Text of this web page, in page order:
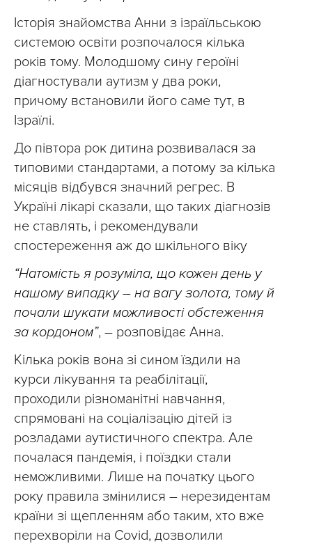
Історія знайомства Анни з ізраїльською
системою освіти розпочалося кілька
років тому. Молодшому сину героїні
діагностували аутизм у два роки,
причому встановили його саме тут, в
Ізраїлі.
До півтора рок дитина розвивалася за
типовими стандартами, а потому за кілька
місяців відбувся значний регрес. В
Україні лікарі сказали, що таких діагнозів
не ставлять, і рекомендували
спостереження аж до шкільного віку
“Натомість я розуміла, що кожен день у
нашому випадку – на вагу золота, тому й
почали шукати можливості обстеження
за кордоном”, – розповідає Анна.
Кілька років вона зі сином їздили на
курси лікування та реабілітації,
проходили різноманітні навчання,
спрямовані на соціалізацію дітей із
розладами аутистичного спектра. Але
почалася пандемія, і поїздки стали
неможливими. Лише на початку цього
року правила змінилися – нерезидентам
країни зі щепленням або таким, хто вже
перехворіли на Covid, дозволили